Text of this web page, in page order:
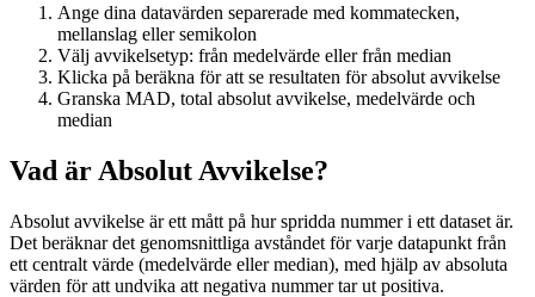
Ange dina datavärden separerade med kommatecken,
mellanslag eller semikolon
Välj avvikelsetyp: från medelvärde eller från median
Klicka på beräkna för att se resultaten för absolut avvikelse
Granska MAD, total absolut avvikelse, medelvärde och
median
Vad är Absolut Avvikelse?
Absolut avvikelse är ett mått på hur spridda nummer i ett dataset är.
Det beräknar det genomsnittliga avståndet för varje datapunkt från
ett centralt värde (medelvärde eller median), med hjälp av absoluta
värden för att undvika att negativa nummer tar ut positiva.